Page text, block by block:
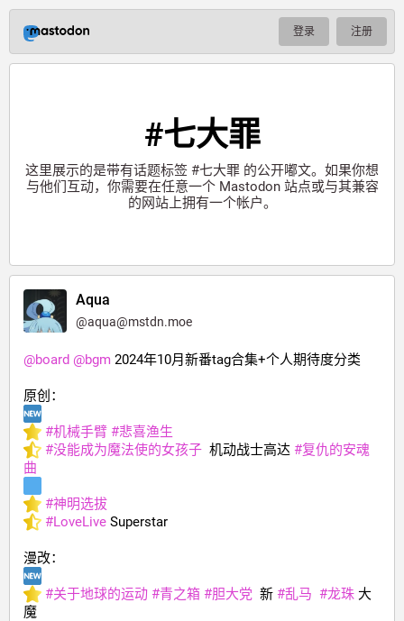
登录 注册
#七大罪
这里展示的是带有话题标签 #七大罪 的公开嘟文。如果你想
与他们互动，你需要在任意一个 Mastodon 站点或与其兼容
的网站上拥有一个帐户。
Aqua
@aqua@mstdn.moe
@board @bgm 2024年10月新番tag合集+个人期待度分类
原创：
#机械手臂 #悲喜渔生
#没能成为魔法使的女孩子
  机动战士高达
#复仇的安魂
曲
#神明选拔
#LoveLive Superstar
漫改：
#关于地球的运动 #青之箱 #胆大党
  新
#乱马 #龙珠 大
魔